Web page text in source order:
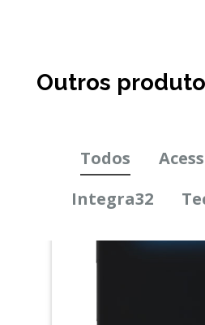
Outros
Todos
Integra32